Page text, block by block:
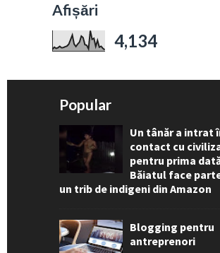
Afișări
4,134
Popular
Un tânăr a intrat
contact cu
pentru prima
Băiatul face
un trib de indigeni din Amazon
Blogging pentru
antreprenori